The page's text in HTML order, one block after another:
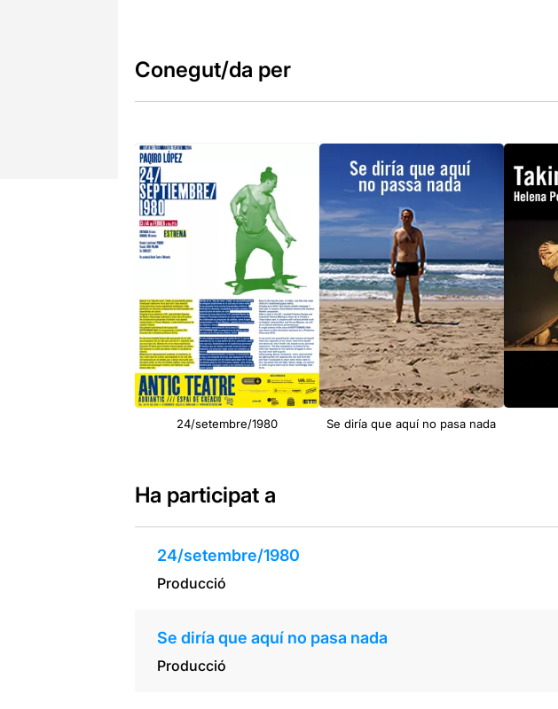
Conegut/da per
24/setembre/1980 Se diría que aquí no pasa nada
Ha participat a
24/setembre/1980
Producció
Se diría que aquí no pasa nada
Producció